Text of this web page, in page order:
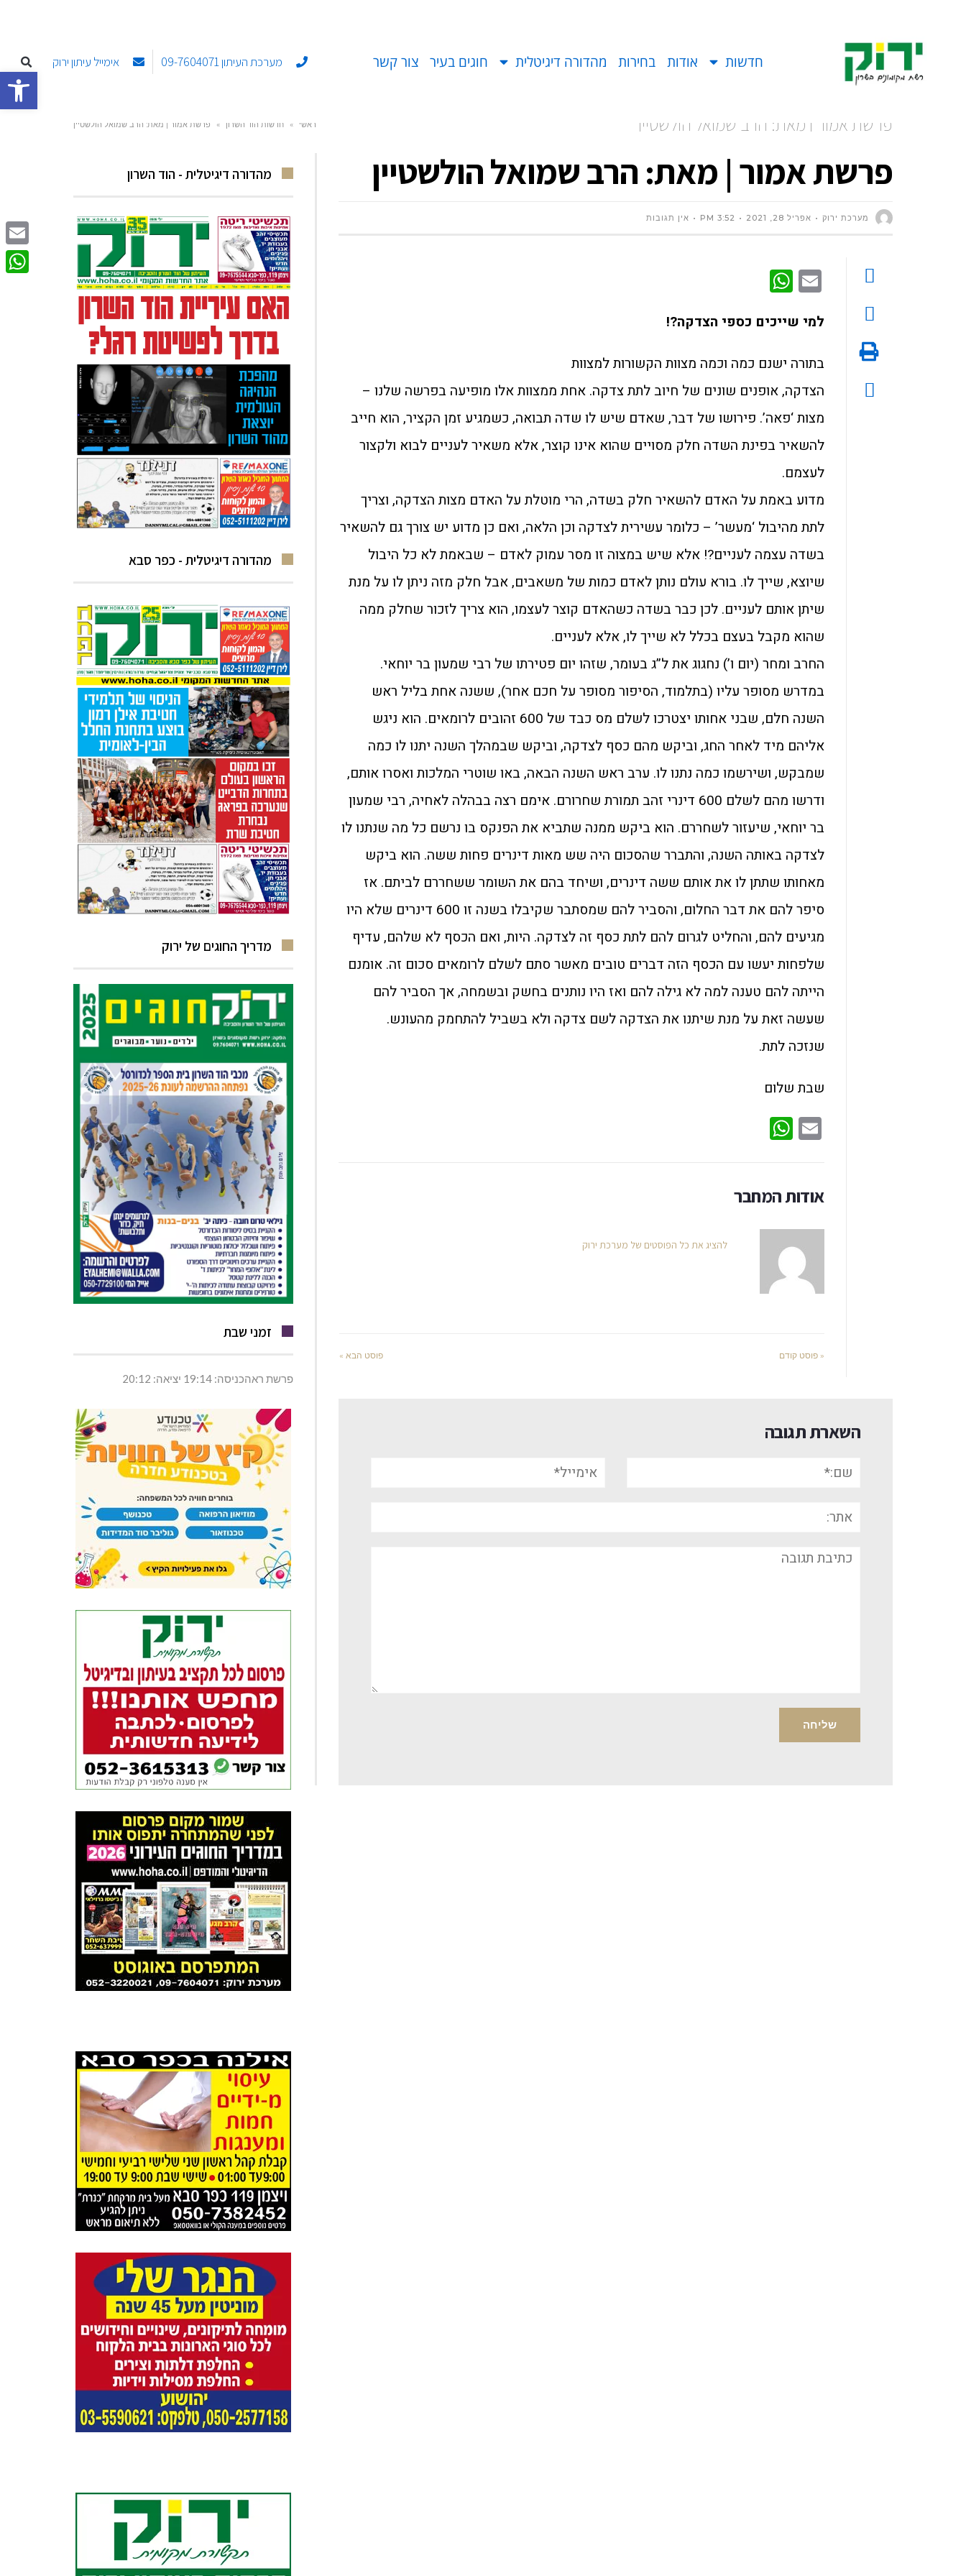
פתח חדשות אודות בחירות מהדורה דיגיטלית חוגים בעיר צור קשר מערכת העיתון 09-7604071 אימייל עיתון ירוק
פרשת אמור | מאת: הרב שמואל הולשטיין ראשי » חדשות הוד השרון » פרשת אמור | מאת: הרב שמואל הולשטיין
פרשת אמור | מאת: הרב שמואל הולשטיין
מערכת ירוק אפריל 28, 2021 3:52 PM אין תגובות
Email
למי שייכים כספי הצדקה?!
בתורה ישנם כמה וכמה מצוות הקשורות למצוות
הצדקה, אופנים שונים של חיוב לתת צדקה. אחת ממצוות אלו מופיעה בפרשה שלנו –
מצות ‘פאה’. פירושו של דבר, שאדם שיש לו שדה תבואה, כשמגיע זמן הקציר, הוא חייב
להשאיר בפינת השדה חלק מסויים שהוא אינו קוצר, אלא משאיר לעניים לבוא ולקצור
לעצמם.
מדוע באמת על האדם להשאיר חלק בשדה, הרי מוטלת על האדם מצות הצדקה, וצריך
לתת מהיבול ‘מעשר’ – כלומר עשירית לצדקה וכן הלאה, ואם כן מדוע יש צורך גם להשאיר
בשדה עצמה לעניים?! אלא שיש במצוה זו מסר עמוק לאדם – שבאמת לא כל היבול
שיוצא, שייך לו. בורא עולם נותן לאדם כמות של משאבים, אבל חלק מזה ניתן לו על מנת
שיתן אותם לעניים. לכן כבר בשדה כשהאדם קוצר לעצמו, הוא צריך לזכור שחלק ממה
שהוא מקבל בעצם בכלל לא שייך לו, אלא לעניים.
החרב ומחר (יום ו’) נחגוג את ל”ג בעומר, שזהו יום פטירתו של רבי שמעון בר יוחאי.
במדרש מסופר עליו (בתלמוד, הסיפור מסופר על חכם אחר), ששנה אחת בליל ראש
השנה חלם, שבני אחותו יצטרכו לשלם מס כבד של 600 זהובים לרומאים. הוא ניגש
אליהם מיד לאחר החג, וביקש מהם כסף לצדקה, וביקש שבמהלך השנה יתנו לו כמה
שמבקש, ושירשמו כמה נתנו לו. ערב ראש השנה הבאה, באו שוטרי המלכות ואסרו אותם,
ודרשו מהם לשלם 600 דינרי זהב תמורת שחרורם. אימם רצה בבהלה לאחיה, רבי שמעון
בר יוחאי, שיעזור לשחררם. הוא ביקש ממנה שתביא את הפנקס בו נרשם כל מה שנתנו לו
לצדקה באותה השנה, והתברר שהסכום היה שש מאות דינרים פחות ששה. הוא ביקש
מאחותו שתתן לו את אותם ששה דינרים, ושיחד בהם את השומר ששחררם לביתם. אז
סיפר להם את דבר החלום, והסביר להם שמסתבר שקיבלו בשנה זו 600 דינרים שלא היו
מגיעים להם, והחליט לגרום להם לתת כסף זה לצדקה. היות, ואם הכסף לא שלהם, עדיף
שלפחות יעשו עם הכסף הזה דברים טובים מאשר סתם לשלם לרומאים סכום זה. אומנם
הייתה להם טענה למה לא גילה להם ואז היו נותנים בחשק ובשמחה, אך הסביר להם
שעשה זאת על מנת שיתנו את הצדקה לשם צדקה ולא בשביל להתחמק מהעונש.
שנזכה לתת.
שבת שלום
Email
אודות המחבר
להציג את כל הפוסטים של מערכת ירוק
« פוסט קודם פוסט הבא »
השארת תגובה
אימייל*
תגובה
מהדורה דיגיטלית - הוד השרון
מהדורה דיגיטלית - כפר סבא
מדריך החוגים של ירוק
זמני שבת
פרשת ראהכניסה: 19:14 יציאה: 20:12